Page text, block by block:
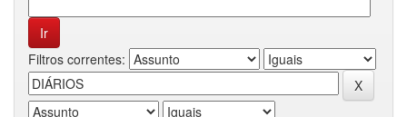
Filtros correntes: